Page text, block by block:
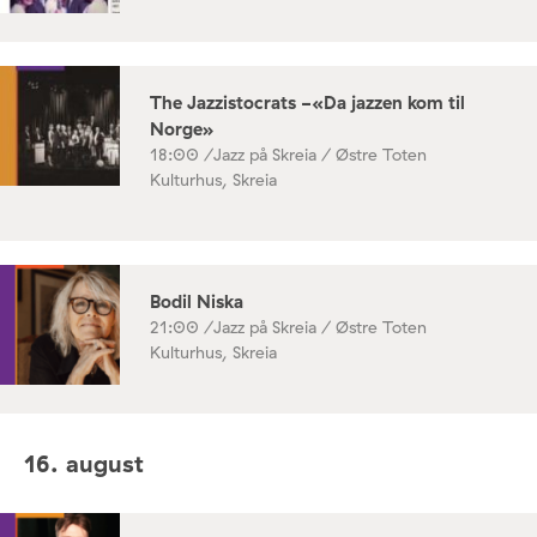
The Jazzistocrats -«Da jazzen kom til
Norge»
18:00 /Jazz på Skreia / Østre Toten
Kulturhus, Skreia
Bodil Niska
21:00 /Jazz på Skreia / Østre Toten
Kulturhus, Skreia
16. august